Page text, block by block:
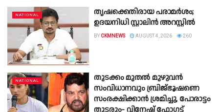
NATIONAL
തൃഷക്കെതിരായ പരാമർശം;
ഉദയനിധി സ്റ്റാലിൻ അറസ്റ്റിൽ
BY CKMNEWS AUGUST 4, 2026 260
NATIONAL
തുടക്കം മുതൽ മുഴുവൻ
സംവിധാനവും ബ്രിജ്ഭൂഷണെ
സംരക്ഷിക്കാൻ ശ്രമിച്ചു, പോരാട്ടം
തുടരും- വിനേഷ് ഫോഗട്ട്